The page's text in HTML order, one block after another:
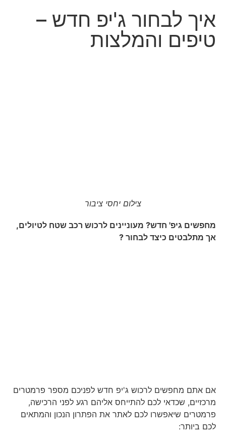
איך לבחור ג'יפ חדש –
טיפים והמלצות
צילום יחסי ציבור
מחפשים גיפ' חדש? מעוניינים לרכוש רכב שטח לטיולים,
אך מתלבטים כיצד לבחור ?
אם אתם מחפשים לרכוש ג'יפ חדש לפניכם מספר פרמטרים
מרכזיים, שכדאי לכם להתייחס אליהם רגע לפני הרכישה,
פרמטרים שיאפשרו לכם לאתר את הפתרון הנכון והמתאים
לכם ביותר: